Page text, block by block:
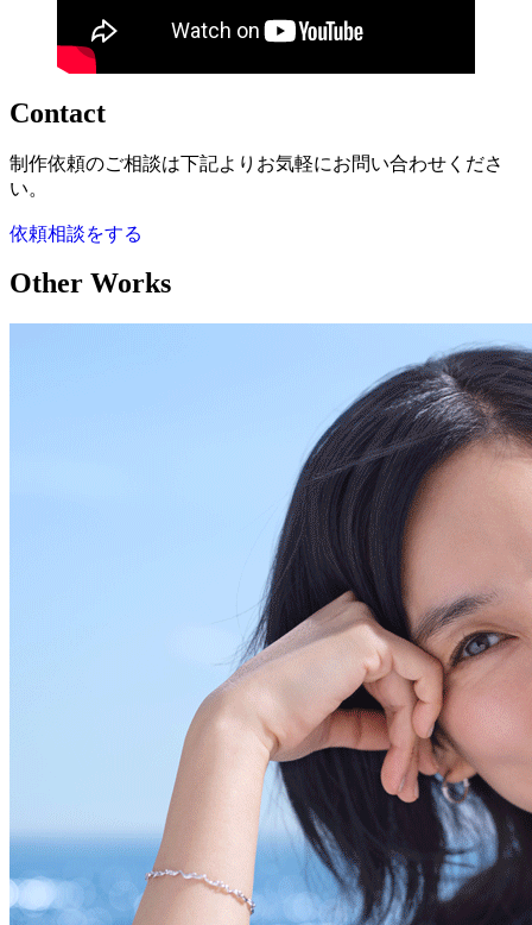
Contact
制作依頼のご相談は下記よりお気軽にお問い合わせくださ
い。
依頼相談をする
Other Works